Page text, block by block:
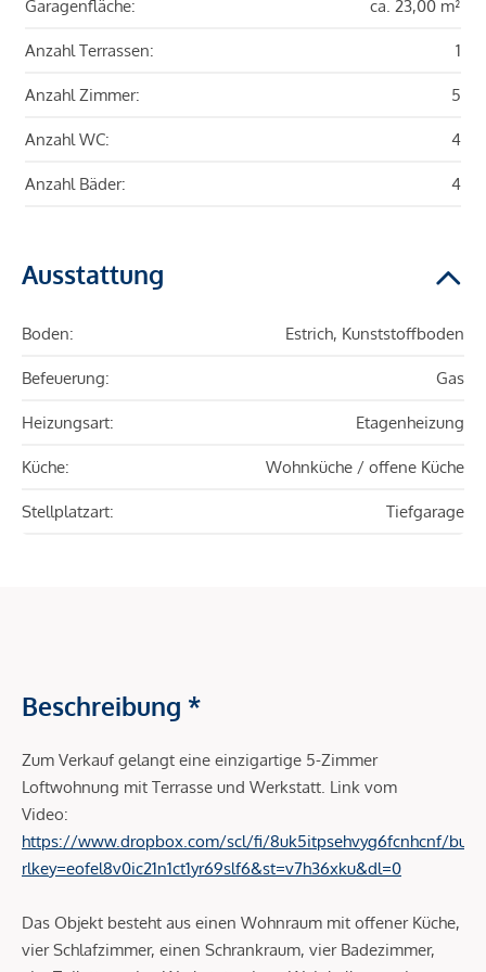
Garagenfläche: ca. 23,00 m²
Anzahl Terrassen: 1
Anzahl Zimmer: 5
Anzahl WC: 4
Anzahl Bäder: 4
Ausstattung
Boden: Estrich, Kunststoffboden
Befeuerung: Gas
Heizungsart: Etagenheizung
Küche: Wohnküche / offene Küche
Stellplatzart: Tiefgarage
Beschreibung *
Zum Verkauf gelangt eine einzigartige 5-Zimmer
Loftwohnung mit Terrasse und Werkstatt. Link vom
Video:
https://www.dropbox.com/scl/fi/8uk5itpsehvyg6fcnhcnf/
rlkey=eofel8v0ic21n1ct1yr69slf6&st=v7h36xku&dl=0
Das Objekt besteht aus einen Wohnraum mit offener Küche,
vier Schlafzimmer, einen Schrankraum, vier Badezimmer,